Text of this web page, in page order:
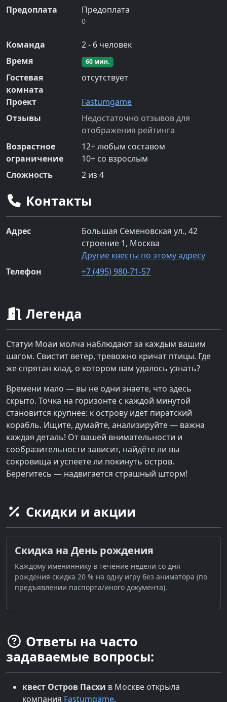
Предоплата
Предоплата
0
Команда 2- 6 человек
Время
60 мин.
Гостевая
комната
отсутствует
Проект
Fastumgame
Отзывы
Недостаточно отзывов для
отображения рейтинга
Возрастное
ограничение
12+любым составом
10+ со взрослым
Сложность
2 из 4
Контакты
Адрес
Большая Семеновская ул., 42
строение 1, Москва
Другие квесты по этому адресу
Телефон
+7 (495) 980-71-57
Легенда
Статуи Моаи молча наблюдают за каждым вашим
шагом. Свистит ветер, тревожно кричат птицы. Где
же спрятан клад, о котором вам удалось узнать?
Времени мало — вы не одни знаете, что здесь
скрыто. Точка на горизонте с каждой минутой
становится крупнее: к острову идёт пиратский
корабль. Ищите, думайте, анализируйте — важна
каждая деталь! От вашей внимательности и
сообразительности зависит, найдёте ли вы
сокровища и успеете ли покинуть остров.
Берегитесь — надвигается страшный шторм!
Скидки и акции
Скидка на День рождения
Каждому имениннику в течение недели со дня
рождения скидка 20 % на одну игру без аниматора (по
предъявлении паспорта/иного документа).
Ответы на часто
задаваемые вопросы:
квест Остров Пасхи в Москве открыла
компания Fastumgame.